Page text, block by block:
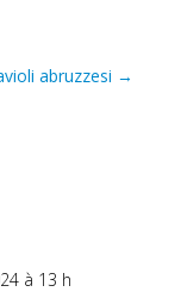
abruzzesi →
à 13 h